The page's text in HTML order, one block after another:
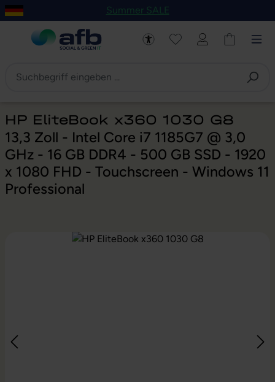
Hauptinhalt springen
Zur Navigation der B2B-Plattform springen
Summer SALE
HP EliteBook x360 1030 G8
13,3 Zoll - Intel Core i7 1185G7 @ 3,0
GHz - 16 GB DDR4 - 500 GB SSD - 1920
x 1080 FHD - Touchscreen - Windows 11
Professional
Bildergalerie überspringen